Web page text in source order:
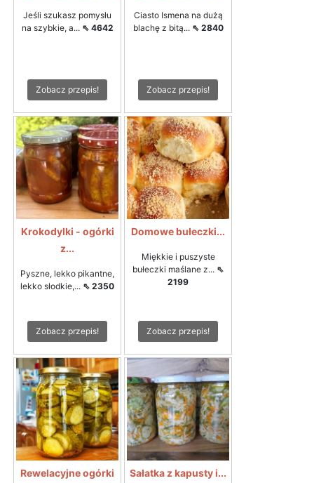
Jeśli szukasz pomysłu
na szybkie, a... ⇖ 4642
Zobacz przepis!
Ciasto Ismena na dużą
blachę z bitą... ⇖ 2840
Zobacz przepis!
Krokodylki - ogórki
z...
Pyszne, lekko pikantne,
lekko słodkie,... ⇖ 2350
Zobacz przepis!
Domowe bułeczki...
Miękkie i puszyste
bułeczki maślane z... ⇖
2199
Zobacz przepis!
Rewelacyjne ogórki
Sałatka z kapusty i...